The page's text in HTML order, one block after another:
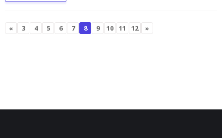
« 3 4 5 6 7 8 9 10 11 12 »